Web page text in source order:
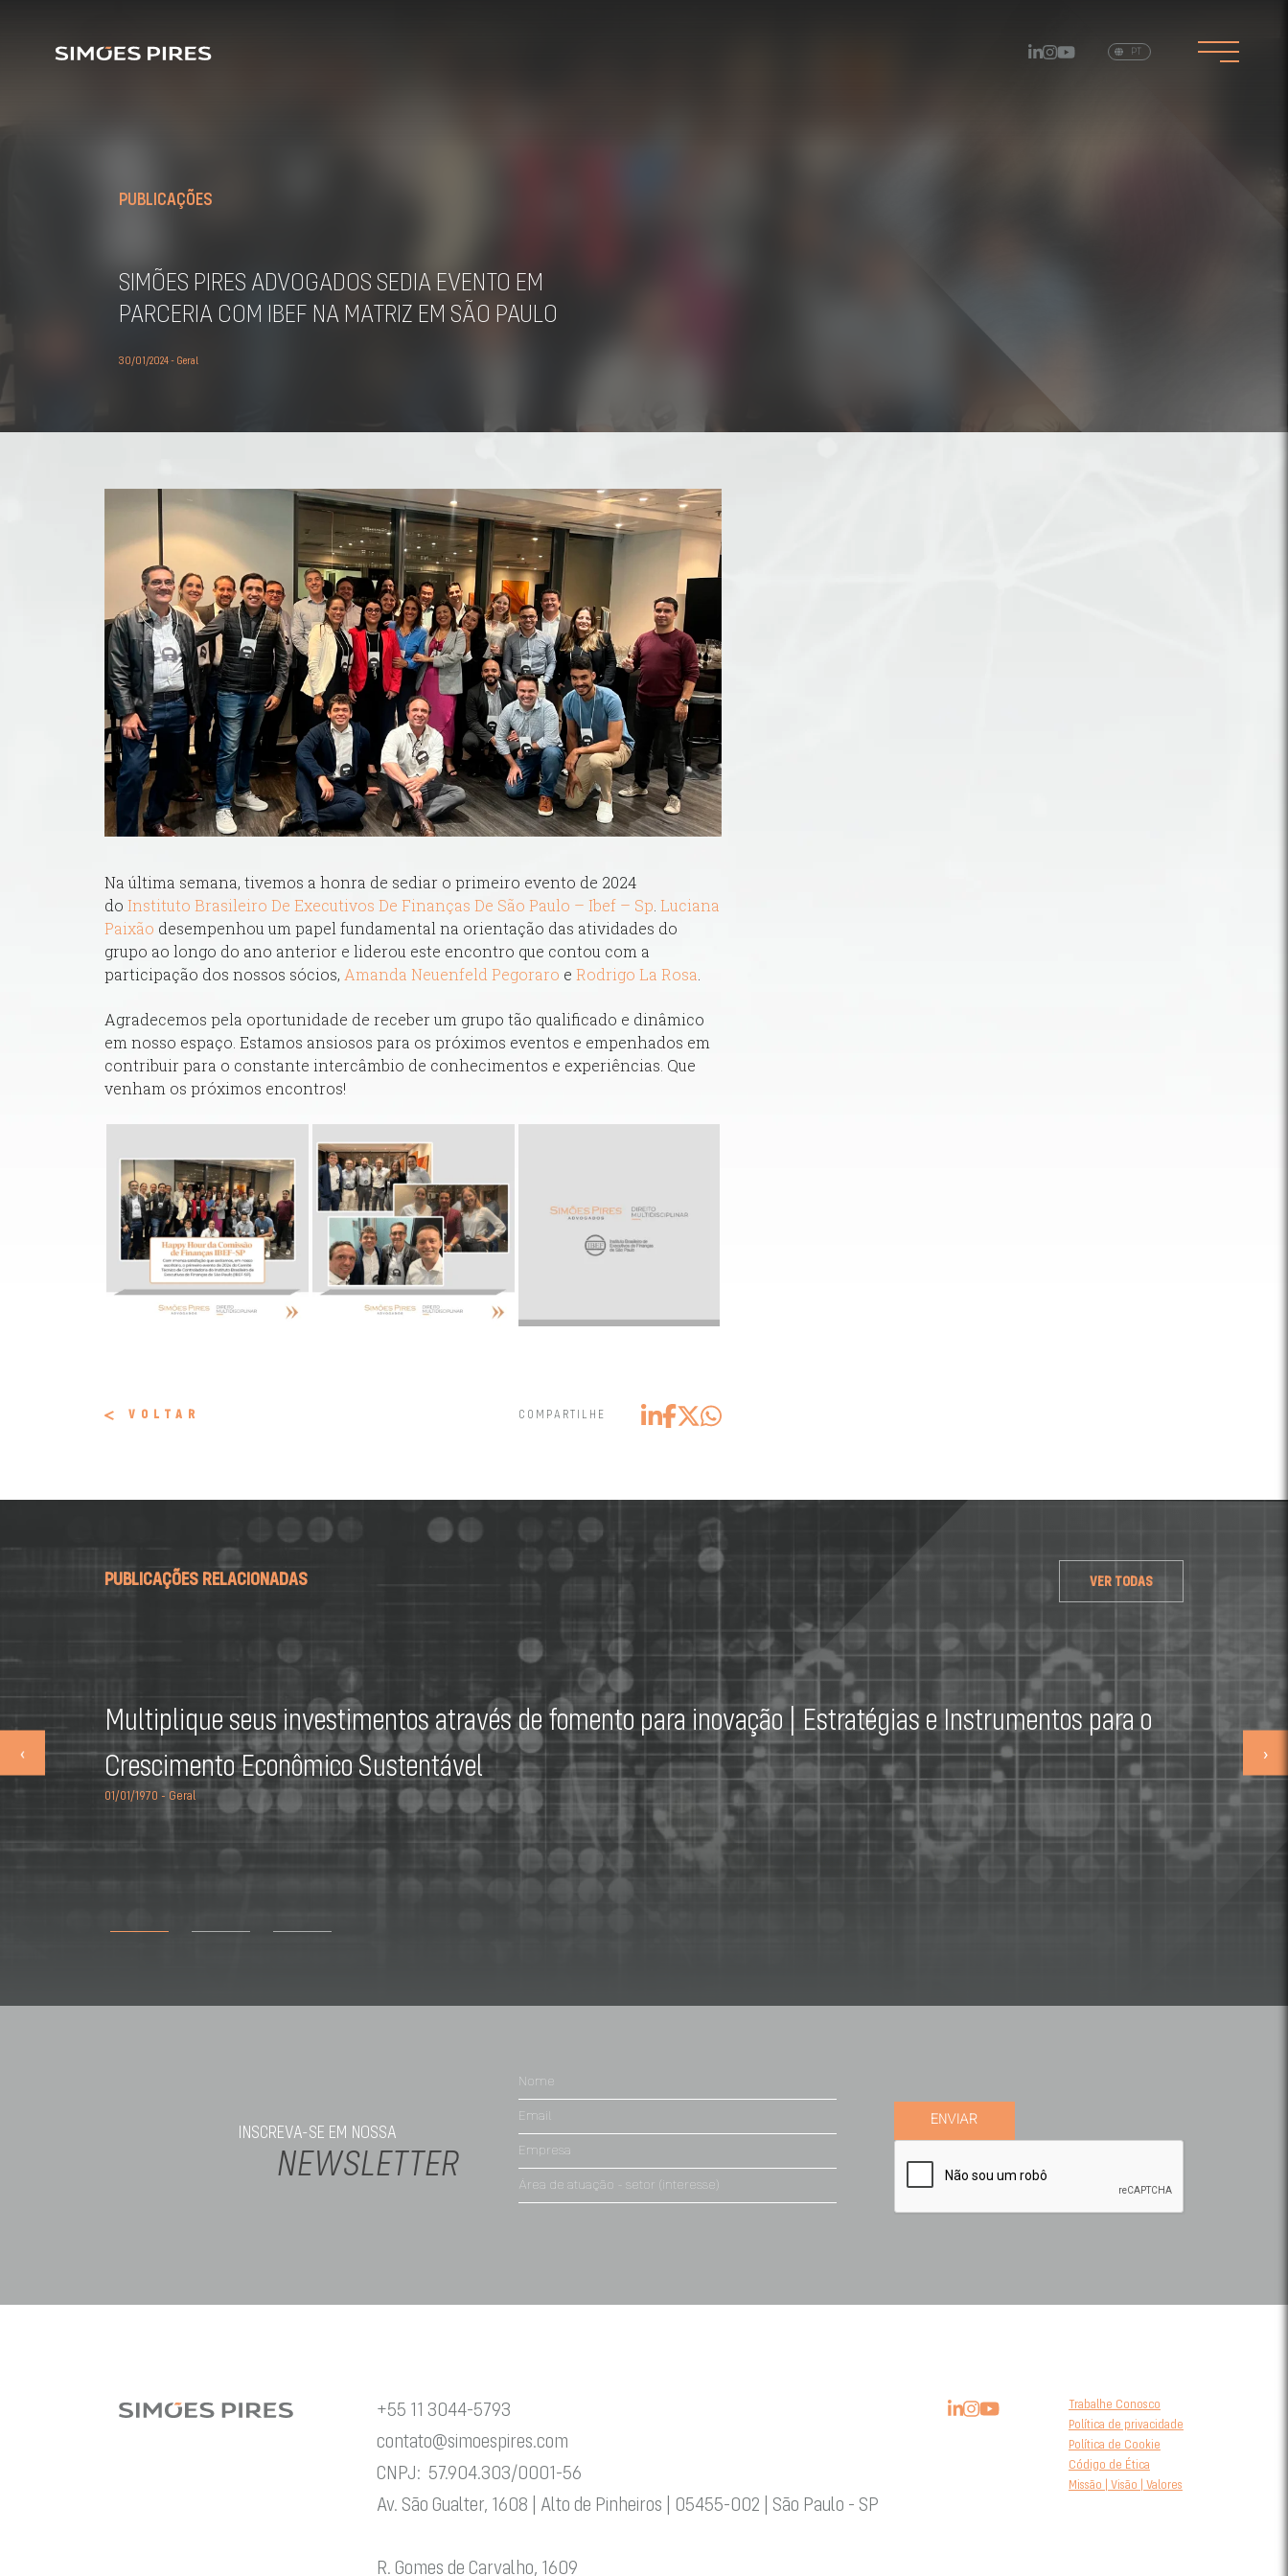
PT
PUBLICAÇÕES
SIMÕES PIRES ADVOGADOS SEDIA EVENTO EM
PARCERIA COM IBEF NA MATRIZ EM SÃO PAULO
30/01/2024 - Geral
Na última semana, tivemos a honra de sediar o primeiro evento de 2024
do Instituto Brasileiro De Executivos De Finanças De São Paulo – Ibef – Sp Luciana
Paixão desempenhou um papel fundamental na orientação das atividades do
grupo ao longo do ano anterior e liderou este encontro que contou com a
participação dos nossos sócios, Amanda Neuenfeld Pegoraro e Rodrigo La Rosa
Agradecemos pela oportunidade de receber um grupo tão qualificado e dinâmico
em nosso espaço. Estamos ansiosos para os próximos eventos e empenhados em
contribuir para o constante intercâmbio de conhecimentos e experiências. Que
venham os próximos encontros!
VOLTAR COMPARTILHE
PUBLICAÇÕES RELACIONADAS VER TODAS
Multiplique seus investimentos através de fomento para inovação | Estratégias e Instrumentos para o
Crescimento Econômico Sustentável
01/01/1970 - Geral
‹ ›
INSCREVA-SE EM NOSSA
NEWSLETTER
+55 11 3044-5793
contato@simoespires.com
CNPJ: 57.904.303/0001-56
Av. São Gualter, 1608 | Alto de Pinheiros | 05455-002 | São Paulo - SP
R. Gomes de Carvalho, 1609
Trabalhe Conosco
Política de privacidade
Política de Cookie
Código de Ética
Missão | Visão | Valores